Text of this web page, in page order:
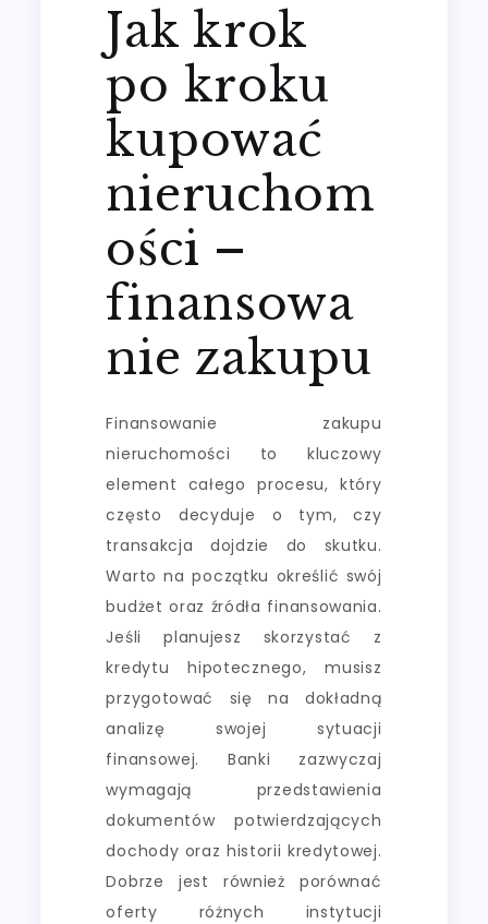
Jak krok
po kroku
kupować
nieruchom
ości –
finansowa
nie zakupu
Finansowanie zakupu
nieruchomości to kluczowy
element całego procesu, który
często decyduje o tym, czy
transakcja dojdzie do skutku.
Warto na początku określić swój
budżet oraz źródła finansowania.
Jeśli planujesz skorzystać z
kredytu hipotecznego, musisz
przygotować się na dokładną
analizę swojej sytuacji
finansowej. Banki zazwyczaj
wymagają przedstawienia
dokumentów potwierdzających
dochody oraz historii kredytowej.
Dobrze jest również porównać
oferty różnych instytucji